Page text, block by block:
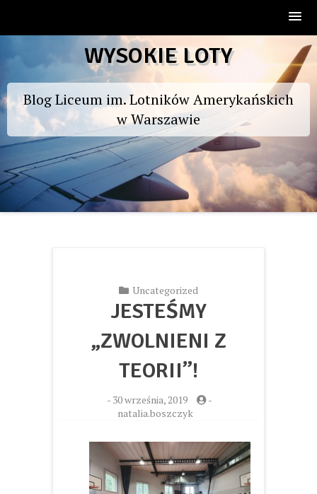
to
WYSOKIE LOTY
Blog Liceum im. Lotników Amerykańskich
w Warszawie
Uncategorized
JESTEŚMY
„ZWOLNIENI Z
TEORII”!
- 30 września, 2019
-
natalia.boszczyk